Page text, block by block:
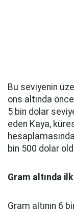
Bu seviyenin
ons altında
5 bin dolar
eden Kaya,
bin 500 dolar
Gram altında
Gram altının 6